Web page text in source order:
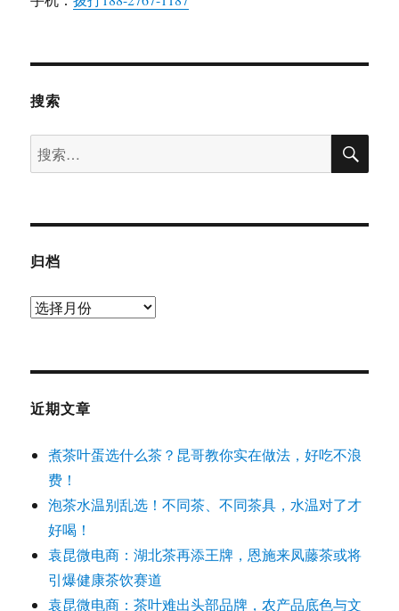
搜索
搜
索：
搜
归档
归
近期文章
煮茶叶蛋选什么茶？昆哥教你实在做法，好吃不浪
费！
泡茶水温别乱选！不同茶、不同茶具，水温对了才
好喝！
袁昆微电商：湖北茶再添王牌，恩施来凤藤茶或将
引爆健康茶饮赛道
袁昆微电商：茶叶难出头部品牌，农产品底色与文